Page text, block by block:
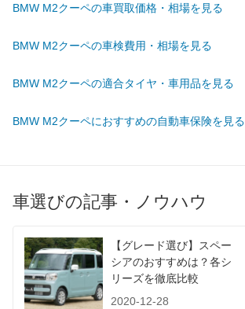
後輪サイズ 265/35R19
WLTC/市街地 -
WLTC/高速道路 -
60km定地 -
BMW M2クーペの車買取価格・相場を見る
BMW M2クーペの車検費用・相場を見る
BMW M2クーペの適合タイヤ・車用品を見る
BMW M2クーペにおすすめの自動車保険を見る
車選びの記事・ノウハウ
【グレード選び】スペー
シアのおすすめは？各シ
リーズを徹底比較
2020-12-28